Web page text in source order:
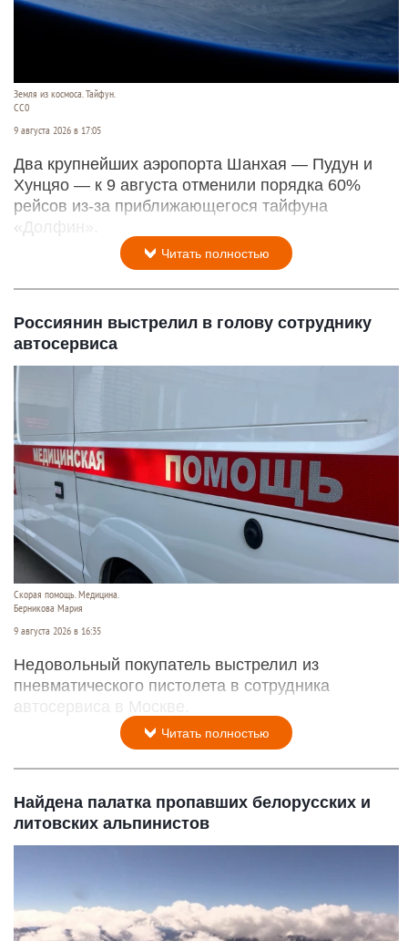
Земля из космоса. Тайфун.
СС0
9 августа 2026 в 17:05
Два крупнейших аэропорта Шанхая — Пудун и
Хунцяо — к 9 августа отменили порядка 60%
рейсов из-за приближающегося тайфуна
«Долфин».
Читать полностью
Россиянин выстрелил в голову сотруднику
автосервиса
Скорая помощь. Медицина.
Берникова Мария
9 августа 2026 в 16:35
Недовольный покупатель выстрелил из
пневматического пистолета в сотрудника
автосервиса в Москве.
Читать полностью
Найдена палатка пропавших белорусских и
литовских альпинистов